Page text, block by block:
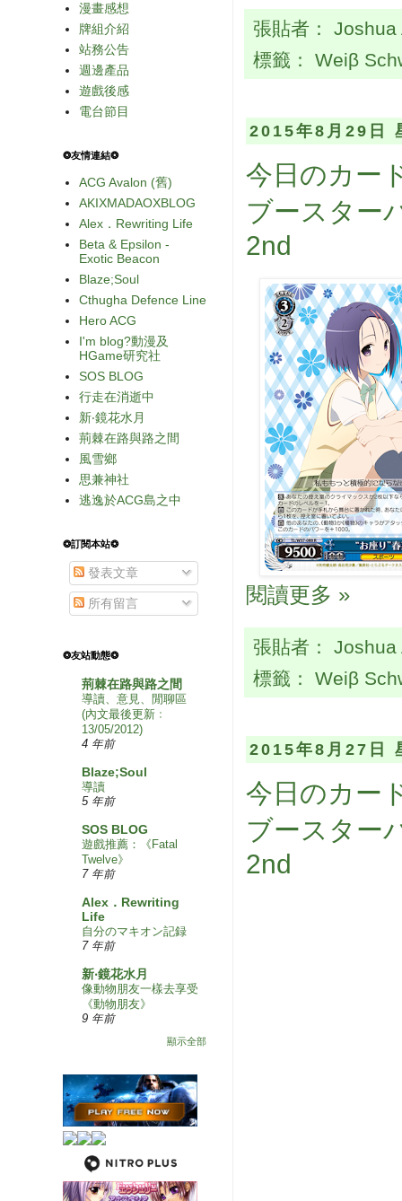
張貼者：
標籤： Weiβ
2015年8月29日
今日のカー
ブースター
2nd
閱讀更多 »
張貼者：
標籤： Weiβ
2015年8月27日
今日のカー
ブースター
2nd
漫畫感想
牌組介紹
站務公告
週邊產品
遊戲後感
電台節目
❂友情連結❂
ACG Avalon (舊)
AKIXMADAOXBLOG
Alex．Rewriting Life
Beta & Epsilon -
Exotic Beacon
Blaze;Soul
Cthugha Defence Line
Hero ACG
I'm blog?動漫及
HGame研究社
SOS BLOG
行走在消逝中
新‧鏡花水月
荊棘在路與路之間
風雪鄉
思兼神社
逃逸於ACG島之中
❂訂閱本站❂
發表文章
所有留言
❂友站動態❂
荊棘在路與路之間
導讀、意見、閒聊區
(內文最後更新﹕
13/05/2012)
4 年前
Blaze;Soul
導讀
5 年前
SOS BLOG
遊戲推薦：《Fatal
Twelve》
7 年前
Alex．Rewriting
Life
自分のマキオン記録
7 年前
新‧鏡花水月
像動物朋友一樣去享受
《動物朋友》
9 年前
顯示全部